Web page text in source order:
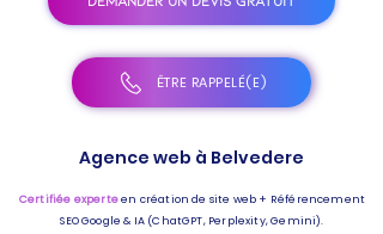
ÊTRE RAPPELÉ(E)
Agence web à Belvedere
Certifiée experteen création de site web + Référencement
SEO Google & IA (ChatGPT, Perplexity, Gemini).